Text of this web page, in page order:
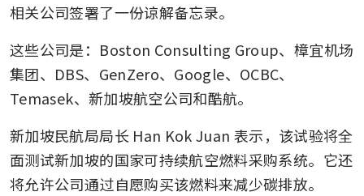
相关公司签署了一份谅解备忘录。
这些公司是：Boston Consulting Group、樟宜机场
集团、DBS、GenZero、Google、OCBC、
Temasek、新加坡航空公司和酷航。
新加坡民航局局长 Han Kok Juan 表示，该试验将全
面测试新加坡的国家可持续航空燃料采购系统。它还
将允许公司通过自愿购买该燃料来减少碳排放。